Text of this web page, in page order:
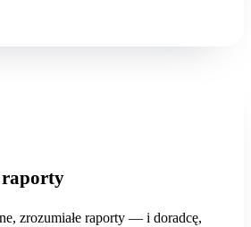
raporty
zrozumiałe raporty — i doradcę,